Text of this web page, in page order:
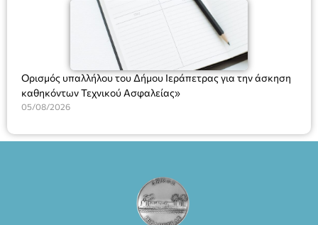
Ορισμός υπαλλήλου του Δήμου Ιεράπετρας για την άσκηση
καθηκόντων Τεχνικού Ασφαλείας»
05/08/2026